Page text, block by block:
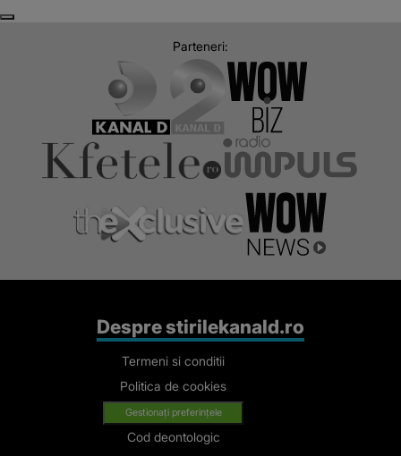
Parteneri:
Despre stirilekanald.ro
Termeni si conditii
Politica de cookies
Gestionați preferințele
Cod deontologic